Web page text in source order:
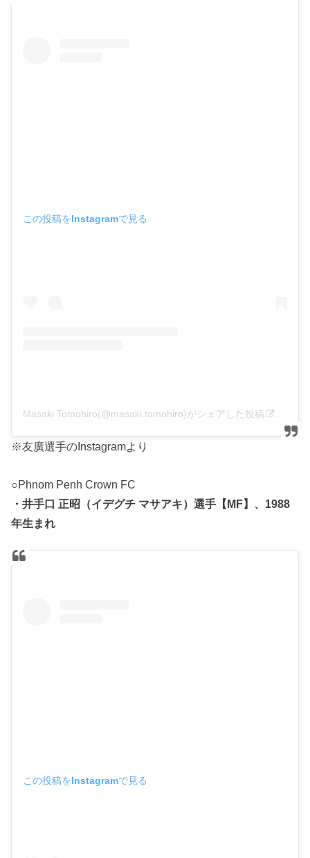
この投稿をInstagramで見る
Masaki Tomohiro(@masaki.tomohiro)がシェアした投稿
※友廣選手のInstagramより
○Phnom Penh Crown FC
・井手口 正昭（イデグチ マサアキ）選手【MF】、1988
年生まれ
この投稿をInstagramで見る